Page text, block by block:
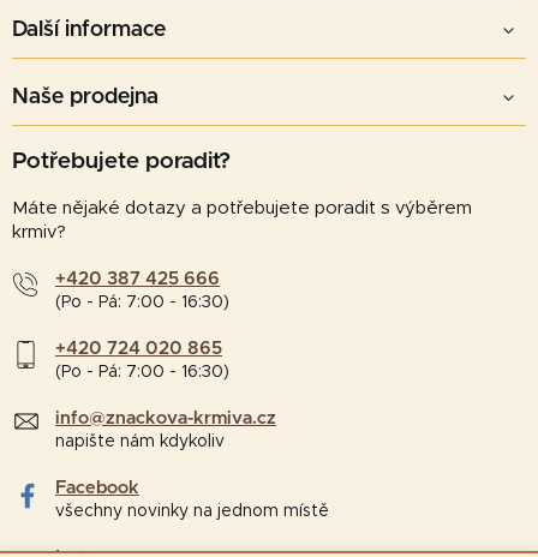
Další informace
Naše prodejna
Potřebujete poradit?
Máte nějaké dotazy a potřebujete poradit s výběrem
krmiv?
+420 387 425 666
(Po - Pá: 7:00 - 16:30)
+420 724 020 865
(Po - Pá: 7:00 - 16:30)
info@znackova-krmiva.cz
napište nám kdykoliv
Facebook
všechny novinky na jednom místě